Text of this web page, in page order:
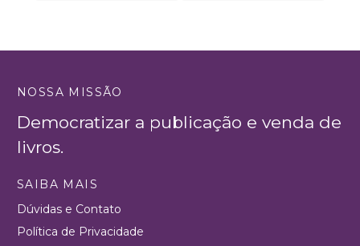
NOSSA MISSÃO
Democratizar a publicação e venda de
livros.
SAIBA MAIS
Dúvidas e Contato
Política de Privacidade